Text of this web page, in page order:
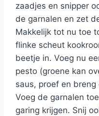
zaadjes en snipper
de garnalen en zet
Makkelijk tot nu toe
flinke scheut
beetje in. Voeg nu
pesto (groene kan
saus, proef en
Voeg de garnalen
garing krijgen. Snij